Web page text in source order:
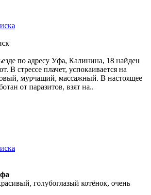
по адресу Уфа, Калинина, 18 найден
В стрессе плачет, успокаивается на
мурчащий, массажный. В настоящее
от паразитов, взят на..
голубоглазый котёнок, очень